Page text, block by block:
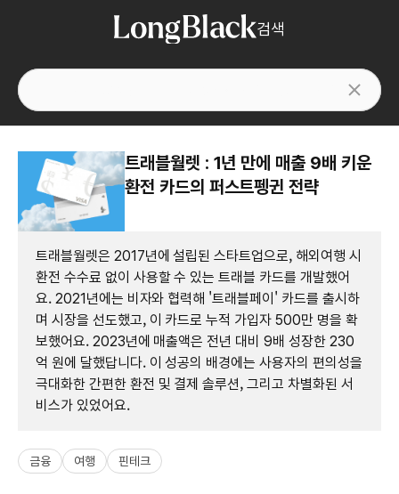
검색
트래블월렛 : 1년 만에 매출 9배 키운
환전 카드의 퍼스트펭귄 전략
트래블월렛은 2017년에 설립된 스타트업으로, 해외여행 시
환전 수수료 없이 사용할 수 있는 트래블 카드를 개발했어
요. 2021년에는 비자와 협력해 '트래블페이' 카드를 출시하
며 시장을 선도했고, 이 카드로 누적 가입자 500만 명을 확
보했어요. 2023년에 매출액은 전년 대비 9배 성장한 230
억 원에 달했답니다. 이 성공의 배경에는 사용자의 편의성을
극대화한 간편한 환전 및 결제 솔루션, 그리고 차별화된 서
비스가 있었어요.
금융 여행 핀테크